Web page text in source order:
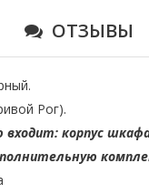
ОТЗЫВЫ
Рог).
корпус